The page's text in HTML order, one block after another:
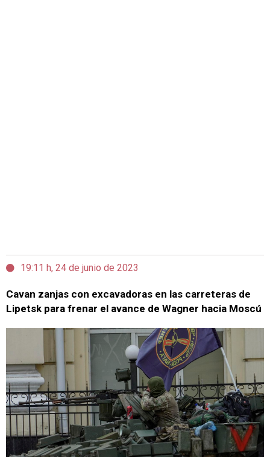
19:11 h, 24 de junio de 2023
Cavan zanjas con excavadoras en las carreteras de
Lipetsk para frenar el avance de Wagner hacia Moscú